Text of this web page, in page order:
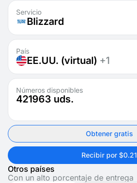
Servicio
Blizzard
País
EE.UU. (virtual) +1
Números disponibles
421963 uds.
Obtener gratis
Recibir por $0.21
Otros países
Con un alto porcentaje de entrega